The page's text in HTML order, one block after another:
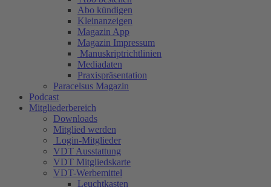
Abo kündigen
Kleinanzeigen
Magazin App
Magazin Impressum
Manuskriptrichtlinien
Mediadaten
Praxispräsentation
Paracelsus Magazin
Podcast
Mitgliederbereich
Downloads
Mitglied werden
Login-Mitglieder
VDT Ausstattung
VDT Mitgliedskarte
VDT-Werbemittel
Leuchtkasten